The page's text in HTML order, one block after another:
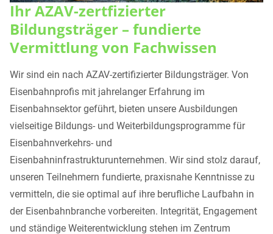
Ihr AZAV-zertfizierter
Bildungsträger – fundierte
Vermittlung von Fachwissen
Wir sind ein nach AZAV-zertifizierter Bildungsträger. Von
Eisenbahnprofis mit jahrelanger Erfahrung im
Eisenbahnsektor geführt, bieten unsere Ausbildungen
vielseitige Bildungs- und Weiterbildungsprogramme für
Eisenbahnverkehrs- und
Eisenbahninfrastrukturunternehmen. Wir sind stolz darauf,
unseren Teilnehmern fundierte, praxisnahe Kenntnisse zu
vermitteln, die sie optimal auf ihre berufliche Laufbahn in
der Eisenbahnbranche vorbereiten. Integrität, Engagement
und ständige Weiterentwicklung stehen im Zentrum